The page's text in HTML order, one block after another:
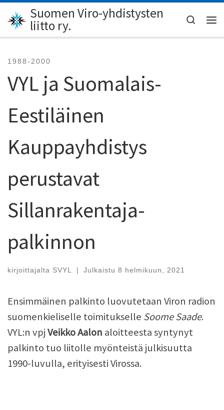
Skip to content
Suomen Viro-yhdistysten
liitto ry.
Search
1988-2000
VYL ja Suomalais-
Eestiläinen
Kauppayhdistys
perustavat
Sillanrakentaja-
palkinnon
kirjoittajalta SVYL | Julkaistu 8 helmikuun, 2021
Ensimmäinen palkinto luovutetaan Viron radion
suomenkieliselle toimitukselle Soome Saade.
VYL:n vpjVeikko Aalon aloitteesta syntynyt
palkinto tuo liitolle myönteistä julkisuutta
1990-luvulla, erityisesti Virossa.